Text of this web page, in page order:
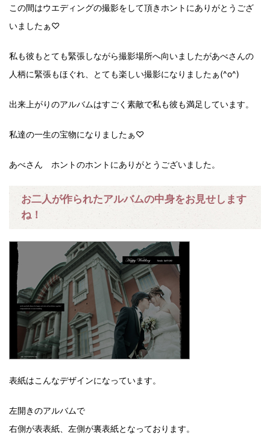
この間はウエディングの撮影をして頂きホントにありがとうござ
いましたぁ♡
私も彼もとても緊張しながら撮影場所へ向いましたがあべさんの
人柄に緊張もほぐれ、とても楽しい撮影になりましたぁ(^o^)
出来上がりのアルバムはすごく素敵で私も彼も満足しています。
私達の一生の宝物になりましたぁ♡
あべさん ホントのホントにありがとうございました。
お二人が作られたアルバムの中身をお見せします
ね！
表紙はこんなデザインになっています。
左開きのアルバムで
右側が表表紙、左側が裏表紙となっております。